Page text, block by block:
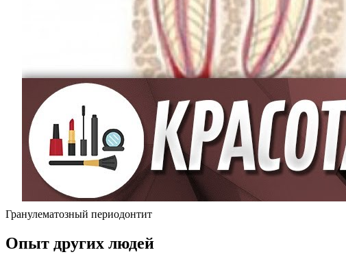
Гранулематозный периодонтит
Опыт других людей